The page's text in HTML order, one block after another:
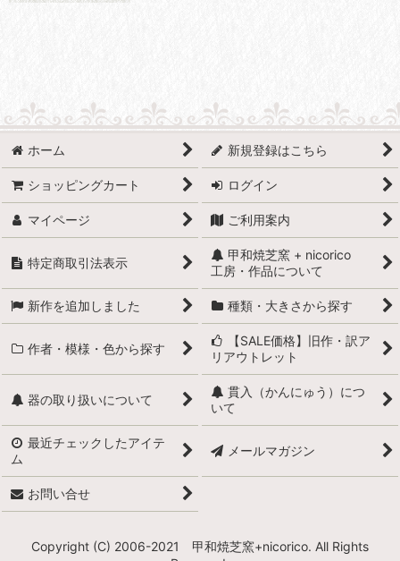
ホーム 新規登録はこちら
ショッピングカート ログイン
マイページ ご利用案内
特定商取引法表示
甲和焼芝窯 + nicorico
工房・作品について
新作を追加しました 種類・大きさから探す
作者・模様・色から探す
【SALE価格】旧作・訳ア
リアウトレット
器の取り扱いについて
貫入（かんにゅう）につ
いて
最近チェックしたアイテ
ム
メールマガジン
お問い合せ
Copyright (C) 2006-2021 甲和焼芝窯+nicorico. All Rights